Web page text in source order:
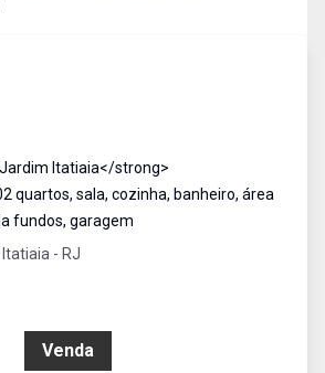
Itatiaia</strong>
quartos, sala, cozinha, banheiro, área
fundos, garagem
- RJ
Venda